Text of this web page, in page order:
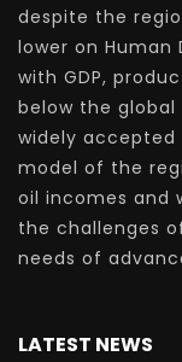
despite the
lower on Human
with GDP,
below the
widely
model of the
oil incomes and
the challenges
needs of
LATEST NEWS